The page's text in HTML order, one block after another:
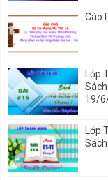
Cáo
Lớp
19/
Lớp